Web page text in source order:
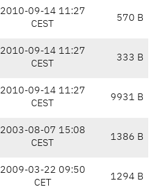
2010-09-14 11:27
CEST
570 B
2010-09-14 11:27
CEST
333 B
2010-09-14 11:27
CEST
9931 B
2003-08-07 15:08
CEST
1386 B
2009-03-22 09:50
CET
1294 B